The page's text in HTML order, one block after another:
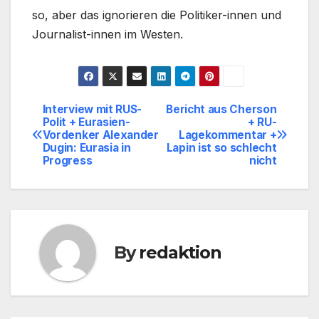
so, aber das ignorieren die Politiker-innen und
Journalist-innen im Westen.
Beitragsnavigation
Bericht aus Cherson
+ RU-
Lagekommentar +
Lapin ist so schlecht
nicht
Interview mit RUS-
Polit + Eurasien-
Vordenker Alexander
Dugin: Eurasia in
Progress
Byredaktion